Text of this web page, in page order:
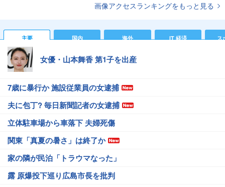
画像アクセスランキングをもっと見る
主要 国内 海外 IT 経済 ス
女優・山本舞香 第1子を出産
7歳に暴行か 施設従業員の女逮捕
夫に包丁? 毎日新聞記者の女逮捕
立体駐車場から車落下 夫婦死傷
関東「真夏の暑さ」は終了か
家の隣が民泊「トラウマなった」
露 原爆投下巡り広島市長を批判